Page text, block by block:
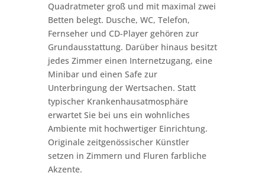
Quadratmeter groß und mit maximal zwei
Betten belegt. Dusche, WC, Telefon,
Fernseher und CD-Player gehören zur
Grundausstattung. Darüber hinaus besitzt
jedes Zimmer einen Internetzugang, eine
Minibar und einen Safe zur
Unterbringung der Wertsachen. Statt
typischer Krankenhausatmosphäre
erwartet Sie bei uns ein wohnliches
Ambiente mit hochwertiger Einrichtung.
Originale zeitgenössischer Künstler
setzen in Zimmern und Fluren farbliche
Akzente.